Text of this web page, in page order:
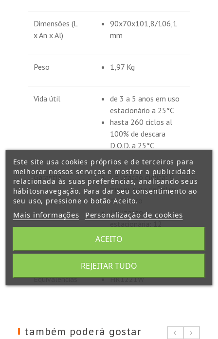
Dimensões (L
x An x Al)
90x70x101,8/106,1
mm
Peso 1,97 Kg
Vida útil
de 3 a 5 anos em uso
estacionário a 25°C
hasta 260 ciclos al
100% de descara
D.O.D. a 25°C
Garantia
Utilização cíclica: 6
meses para defeitos
de fabrico
Utilização
meses para defeitos
Equivalências HR1221W
também poderá gostar
Este site usa cookies próprios e de terceiros para
melhorar nossos serviços e mostrar a publicidade
relacionada às suas preferências, analisando seus
hábitosnavegação. Para dar seu consentimento ao
seu uso, pressione o botão Aceito.
Mais informações Personalização de cookies
REJEITAR TUDO
ACEITO